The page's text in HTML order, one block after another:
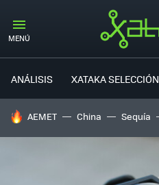
MENÚ
ANÁLISIS XATAKA SELECCIÓN
HOY SE HABLA DE
AEMET China Sequía